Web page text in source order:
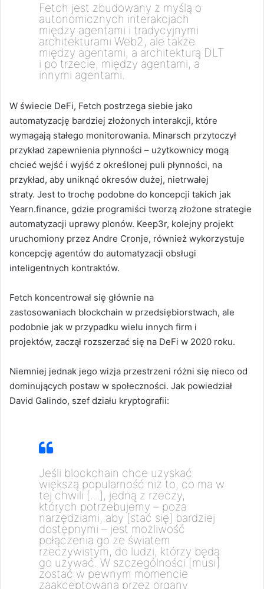
Fetch jest zbudowany z myślą o
autonomicznych interakcjach
między agentami i tradycyjnymi
architekturami Web2, ale także
między agentami, a architekturą DLT
i po trzecie, między agentami, a
innymi agentami.
W świecie DeFi, Fetch postrzega siebie jako
automatyzację bardziej złożonych interakcji, które
wymagają stałego monitorowania. Minarsch przytoczył
przykład zapewnienia płynności – użytkownicy mogą
chcieć wejść i wyjść z określonej puli płynności, na
przykład, aby uniknąć okresów dużej, nietrwałej
straty. Jest to trochę podobne do koncepcji takich jak
Yearn.finance, gdzie programiści tworzą złożone strategie
automatyzacji uprawy plonów. Keep3r, kolejny projekt
uruchomiony przez Andre Cronje, również wykorzystuje
koncepcję agentów do automatyzacji obsługi
inteligentnych kontraktów.
Fetch koncentrował się głównie na
zastosowaniach blockchain w przedsiębiorstwach, ale
podobnie jak w przypadku wielu innych firm i
projektów, zaczął rozszerzać się na DeFi w 2020 roku.
Niemniej jednak jego wizja przestrzeni różni się nieco od
dominujących postaw w społeczności. Jak powiedział
David Galindo, szef działu kryptografii:
Jeśli blockchain chce uzyskać
większą popularność niż to, co ma w
tej chwili […], jedną z rzeczy,
których potrzebujemy – poza
narzędziami, aby [stać się] bardziej
dostępnymi – jest możliwość
połączenia go ze światem
rzeczywistym, do ludzi, którzy będą
go używać. W szczególności [musi]
zostać w pewnym momencie
zaakceptowana przez organy